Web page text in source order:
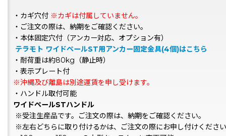
・カギ穴付 ※カギは付属していません。
・ご注文の際は、納期をご確認ください。
・本体固定穴付（アンカー対応、オプション有）
テラモト ワイドペールST用アンカー固定金具(4個)はこちら
・耐荷重は約80kg（静止時）
・表示プレート付
※沖縄及び離島は別途運賃を申し受けます。
・ハンドル取付可能
ワイドペールSTハンドル
※受注生産品です。ご注文の際は、納期をご確認ください。
※左右どちらに取り付けるかは、ご注文の際にお申し付けくださ